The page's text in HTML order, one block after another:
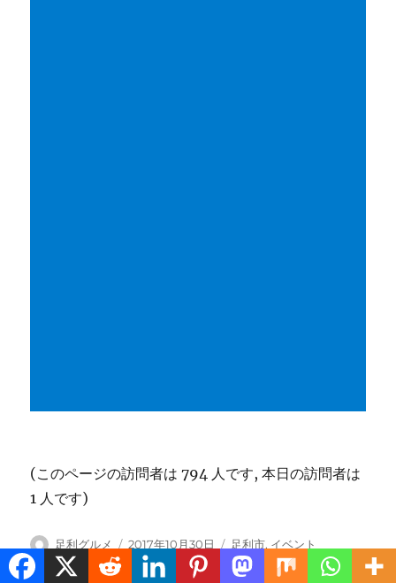
(このページの訪問者は 794 人です, 本日の訪問者は
1 人です)
投
稿
足利グルメ
投
2017年10月30日
カ
テ
足利市, イベント